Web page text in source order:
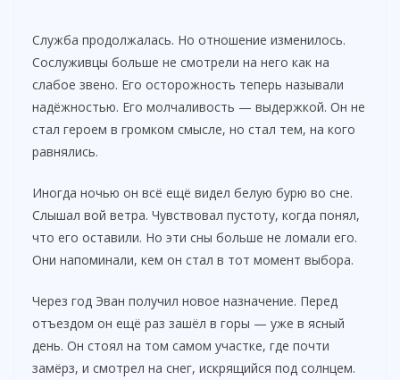
Служба продолжалась. Но отношение изменилось.
Сослуживцы больше не смотрели на него как на
слабое звено. Его осторожность теперь называли
надёжностью. Его молчаливость — выдержкой. Он не
стал героем в громком смысле, но стал тем, на кого
равнялись.
Иногда ночью он всё ещё видел белую бурю во сне.
Слышал вой ветра. Чувствовал пустоту, когда понял,
что его оставили. Но эти сны больше не ломали его.
Они напоминали, кем он стал в тот момент выбора.
Через год Эван получил новое назначение. Перед
отъездом он ещё раз зашёл в горы — уже в ясный
день. Он стоял на том самом участке, где почти
замёрз, и смотрел на снег, искрящийся под солнцем.